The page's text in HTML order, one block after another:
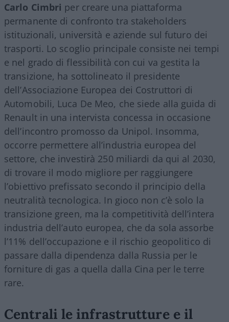
Carlo Cimbri per creare una piattaforma
permanente di confronto tra stakeholders
istituzionali, università e aziende sul futuro dei
trasporti. Lo scoglio principale consiste nei tempi
e nel grado di flessibilità con cui va gestita la
transizione, ha sottolineato il presidente
dell’Associazione Europea dei Costruttori di
Automobili, Luca De Meo, che siede alla guida di
Renault in una intervista concessa in occasione
dell’incontro promosso da Unipol. Insomma,
occorre permettere all’industria europea del
settore, che investirà 250 miliardi da qui al 2030,
di trovare il modo migliore per raggiungere
l’obiettivo prefissato secondo il principio della
neutralità tecnologica. In gioco non c’è solo la
transizione green, ma la competitività dell’intera
industria dell’auto europea, che da sola assorbe
l’11% dell’occupazione e il rischio geopolitico di
passare dalla dipendenza dalla Russia per le
forniture di gas a quella dalla Cina per le terre
rare.
Centrali le infrastrutture e il